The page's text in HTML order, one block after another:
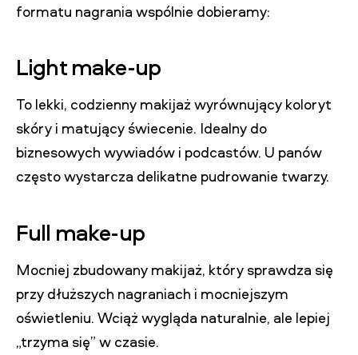
formatu nagrania wspólnie dobieramy:
Light make-up
To lekki, codzienny makijaż wyrównujący koloryt
skóry i matujący świecenie. Idealny do
biznesowych wywiadów i podcastów. U panów
często wystarcza delikatne pudrowanie twarzy.
Full make-up
Mocniej zbudowany makijaż, który sprawdza się
przy dłuższych nagraniach i mocniejszym
oświetleniu. Wciąż wygląda naturalnie, ale lepiej
„trzyma się” w czasie.